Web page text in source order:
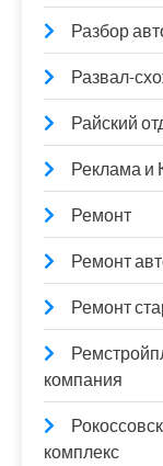
Разбор
Развал-
Райский
Реклама и
Ремонт
Ремонт
Ремонт
компания
комплекс